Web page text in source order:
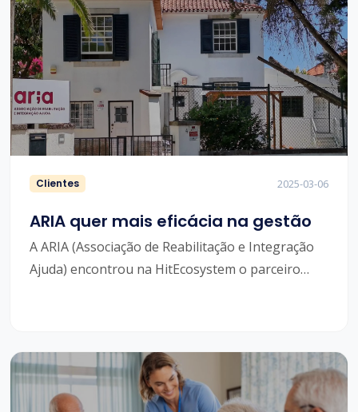
Clientes 2025-03-06
ARIA quer mais eficácia na gestão
A ARIA (Associação de Reabilitação e Integração
Ajuda) encontrou na HitEcosystem o parceiro
está apostada em agilizar processos de gestão.